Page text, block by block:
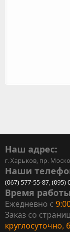
Наш адрес:
г. Харьков, пр.
Наши
(067) 577-55-87,(095)
Время
Ежедневно с
Заказ со